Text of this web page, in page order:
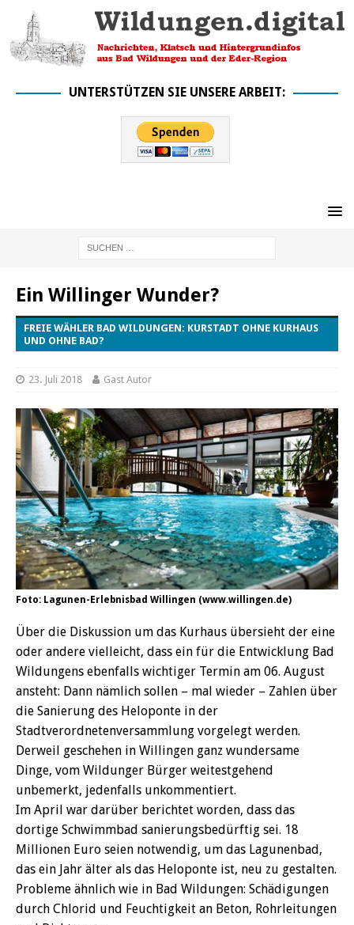
UNTERSTÜTZEN SIE UNSERE ARBEIT:
Ein Willinger Wunder?
FREIE WÄHLER BAD WILDUNGEN: KURSTADT OHNE KURHAUS
UND OHNE BAD?
23. Juli 2018 Gast Autor
Foto: Lagunen-Erlebnisbad Willingen (www.willingen.de)
Über die Diskussion um das Kurhaus übersieht der eine
oder andere vielleicht, dass ein für die Entwicklung Bad
Wildungens ebenfalls wichtiger Termin am 06. August
ansteht: Dann nämlich sollen – mal wieder – Zahlen über
die Sanierung des Heloponte in der
Stadtverordnetenversammlung vorgelegt werden.
Derweil geschehen in Willingen ganz wundersame
Dinge, vom Wildunger Bürger weitestgehend
unbemerkt, jedenfalls unkommentiert.
Im April war darüber berichtet worden, dass das
dortige Schwimmbad sanierungsbedürftig sei. 18
Millionen Euro seien notwendig, um das Lagunenbad,
das ein Jahr älter als das Heloponte ist, neu zu gestalten.
Probleme ähnlich wie in Bad Wildungen: Schädigungen
durch Chlorid und Feuchtigkeit an Beton, Rohrleitungen